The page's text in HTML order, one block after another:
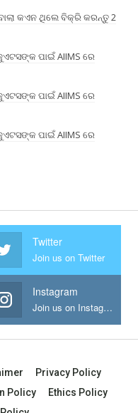
କଏନ ଥିଲେ ବିକ୍ରି କରନ୍ତୁ 2
ପାଇଁ AIIMS ରେ
ପାଇଁ AIIMS ରେ
ପାଇଁ AIIMS ରେ
Twitter
Join us on Twitter
Instagram
Join us on Instagram
Privacy Policy
Policy
Ethics Policy